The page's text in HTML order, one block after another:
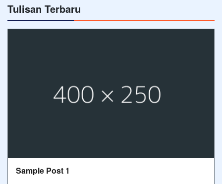
Tulisan Terbaru
Sample Post 1